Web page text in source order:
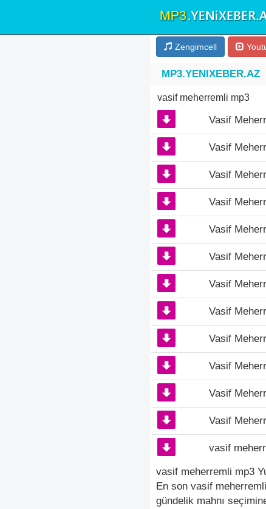
Zengimcell
MP3.YENIXEBER.AZ
vasif meherremli mp3
Vasif
Vasif
Vasif
Vasif
Vasif
Vasif
Vasif
Vasif
Vasif
Vasif
Vasif
Vasif
vasif
vasif meherremli mp3
En son vasif
gündelik mahnı